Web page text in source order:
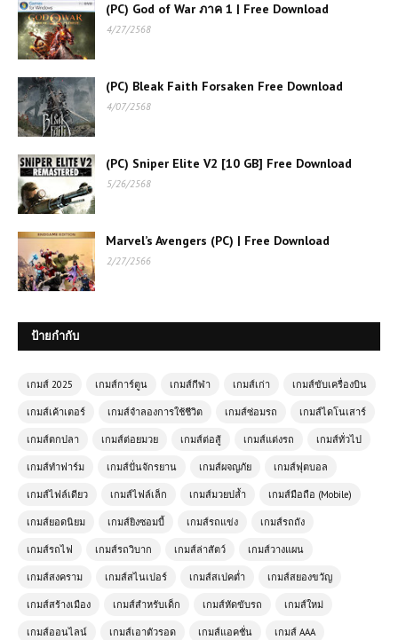
(PC) God of War ภาค 1 | Free Download
4/27/2568
(PC) Bleak Faith Forsaken Free Download
4/07/2568
(PC) Sniper Elite V2 [10 GB] Free Download
5/26/2568
Marvel’s Avengers (PC) | Free Download
2/27/2566
ป้ายกำกับ
เกมส์ 2025 เกมส์การ์ตูน เกมส์กีฬา เกมส์เก่า เกมส์ขับเครื่องบิน
เกมส์เค้าเตอร์ เกมส์จำลองการใช้ชีวิต เกมส์ซ่อมรถ เกมส์ไดโนเสาร์
เกมส์ตกปลา เกมส์ต่อยมวย เกมส์ต่อสู้ เกมส์แต่งรถ เกมส์ทั่วไป
เกมส์ทำฟาร์ม เกมส์ปั่นจักรยาน เกมส์ผจญภัย เกมส์ฟุตบอล
เกมส์ไฟล์เดียว เกมส์ไฟล์เล็ก เกมส์มวยปล้ำ เกมส์มือถือ (Mobile)
เกมส์ยอดนิยม เกมส์ยิงซอมบี้ เกมส์รถแข่ง เกมส์รถถัง
เกมส์รถไฟ เกมส์รถวิบาก เกมส์ล่าสัตว์ เกมส์วางแผน
เกมส์สงคราม เกมส์สไนเปอร์ เกมส์สเปคต่ำ เกมส์สยองขวัญ
เกมส์สร้างเมือง เกมส์สำหรับเด็ก เกมส์หัดขับรถ เกมส์ใหม่
เกมส์ออนไลน์ เกมส์เอาตัวรอด เกมส์แอคชั่น เกมส์ AAA
เกมส์ออนไลน์ฟรี The Farmer ฮีโร่
แห่งผืนดินที่ขับเคลื่อนโลก
เกมส์ออนไลน์ฟรี Monster Truck
Mountain Climb ความท้าทายแห่ง
ขุนเขา
⚔️ Stickman Kombat 2D เกมต่อสู้สุด
มันส์ เล่นฟรี เล่นฟรีบนเว็บ โหลดเร็ว
เล่นสนุกทุกเวลา
เกมส์ออนไลน์ฟรี Crazy Drifter เกม
แข่งรถดริฟท์สุดมันส์ที่สายซิ่งต้องลอง
🔥
เกมออนไลน์ฟรี Highway Racer Pro –
พลาด
เกมออนไลน์ฟรี ArmedForces.io เกม
ยิงออนไลน์สุดมันส์แบบเรียลไทม์
เกมส์ออนไลน์ฟรี Dark Ninja Hanjo
การผจญภัยของนินจามืดสุดลึกลับ